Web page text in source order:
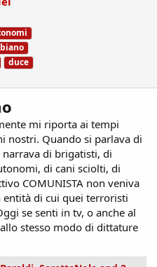
duce
mi riporta ai tempi
nostri. Quando si parlava di
di brigatisti, di
di cani sciolti, di
COMUNISTA non veniva
entità di cui quei terroristi
se senti in tv, o anche al
stesso modo di dittature